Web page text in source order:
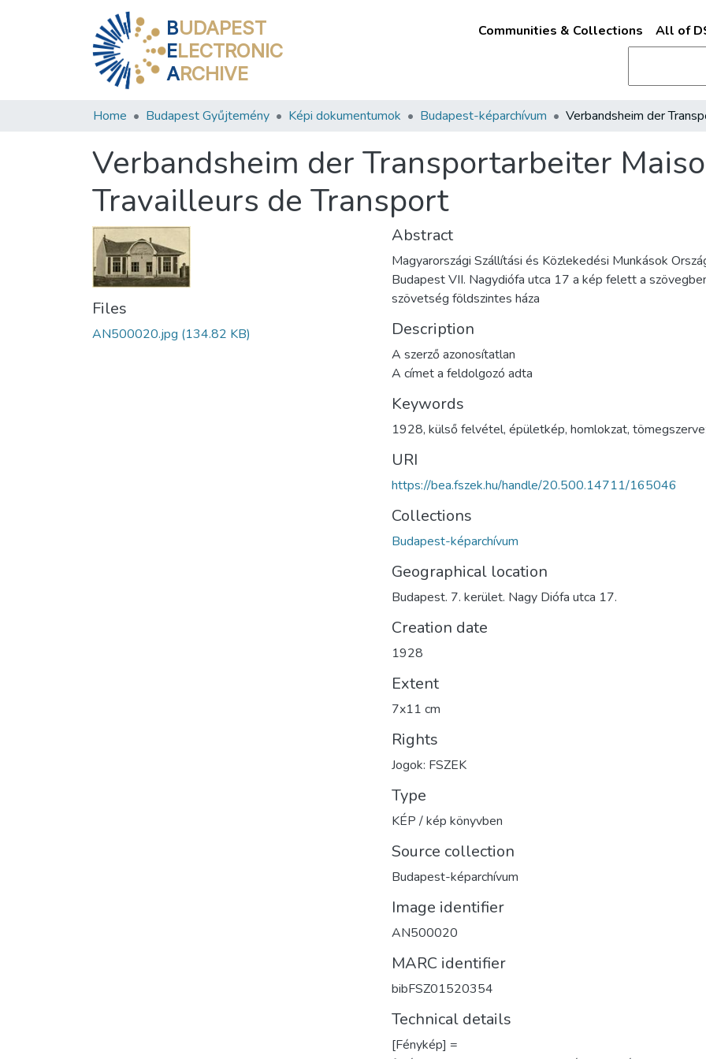
BUDAPEST
ELECTRONIC
ARCHIVE
Communities & Collections All of
Home Budapest Gyűjtemény Képi dokumentumok Budapest-képarchívum
Verbandsheim der Transportarbeiter
Travailleurs de Transport
Files
AN500020.jpg (134.82 KB)
Abstract
Magyarországi Szállítási és Közlekedési Munkások
Budapest VII. Nagydiófa utca 17 a kép felett a
szövetség földszintes háza
Description
A szerző azonosítatlan
A címet a feldolgozó adta
Keywords
1928, külső felvétel, épületkép, homlokzat,
URI
https://bea.fszek.hu/handle/20.500.14711/165046
Collections
Budapest-képarchívum
Geographical location
Budapest. 7. kerület. Nagy Diófa utca 17.
Creation date
1928
Extent
7x11 cm
Rights
Jogok: FSZEK
Type
KÉP / kép könyvben
Source collection
Budapest-képarchívum
Image identifier
AN500020
MARC identifier
bibFSZ01520354
Technical details
[Fénykép] =